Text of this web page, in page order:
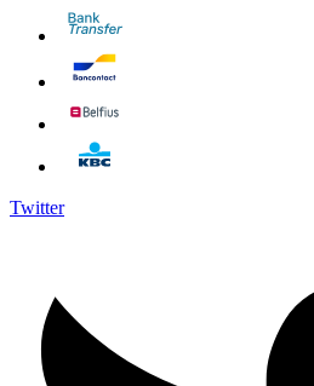
Twitter